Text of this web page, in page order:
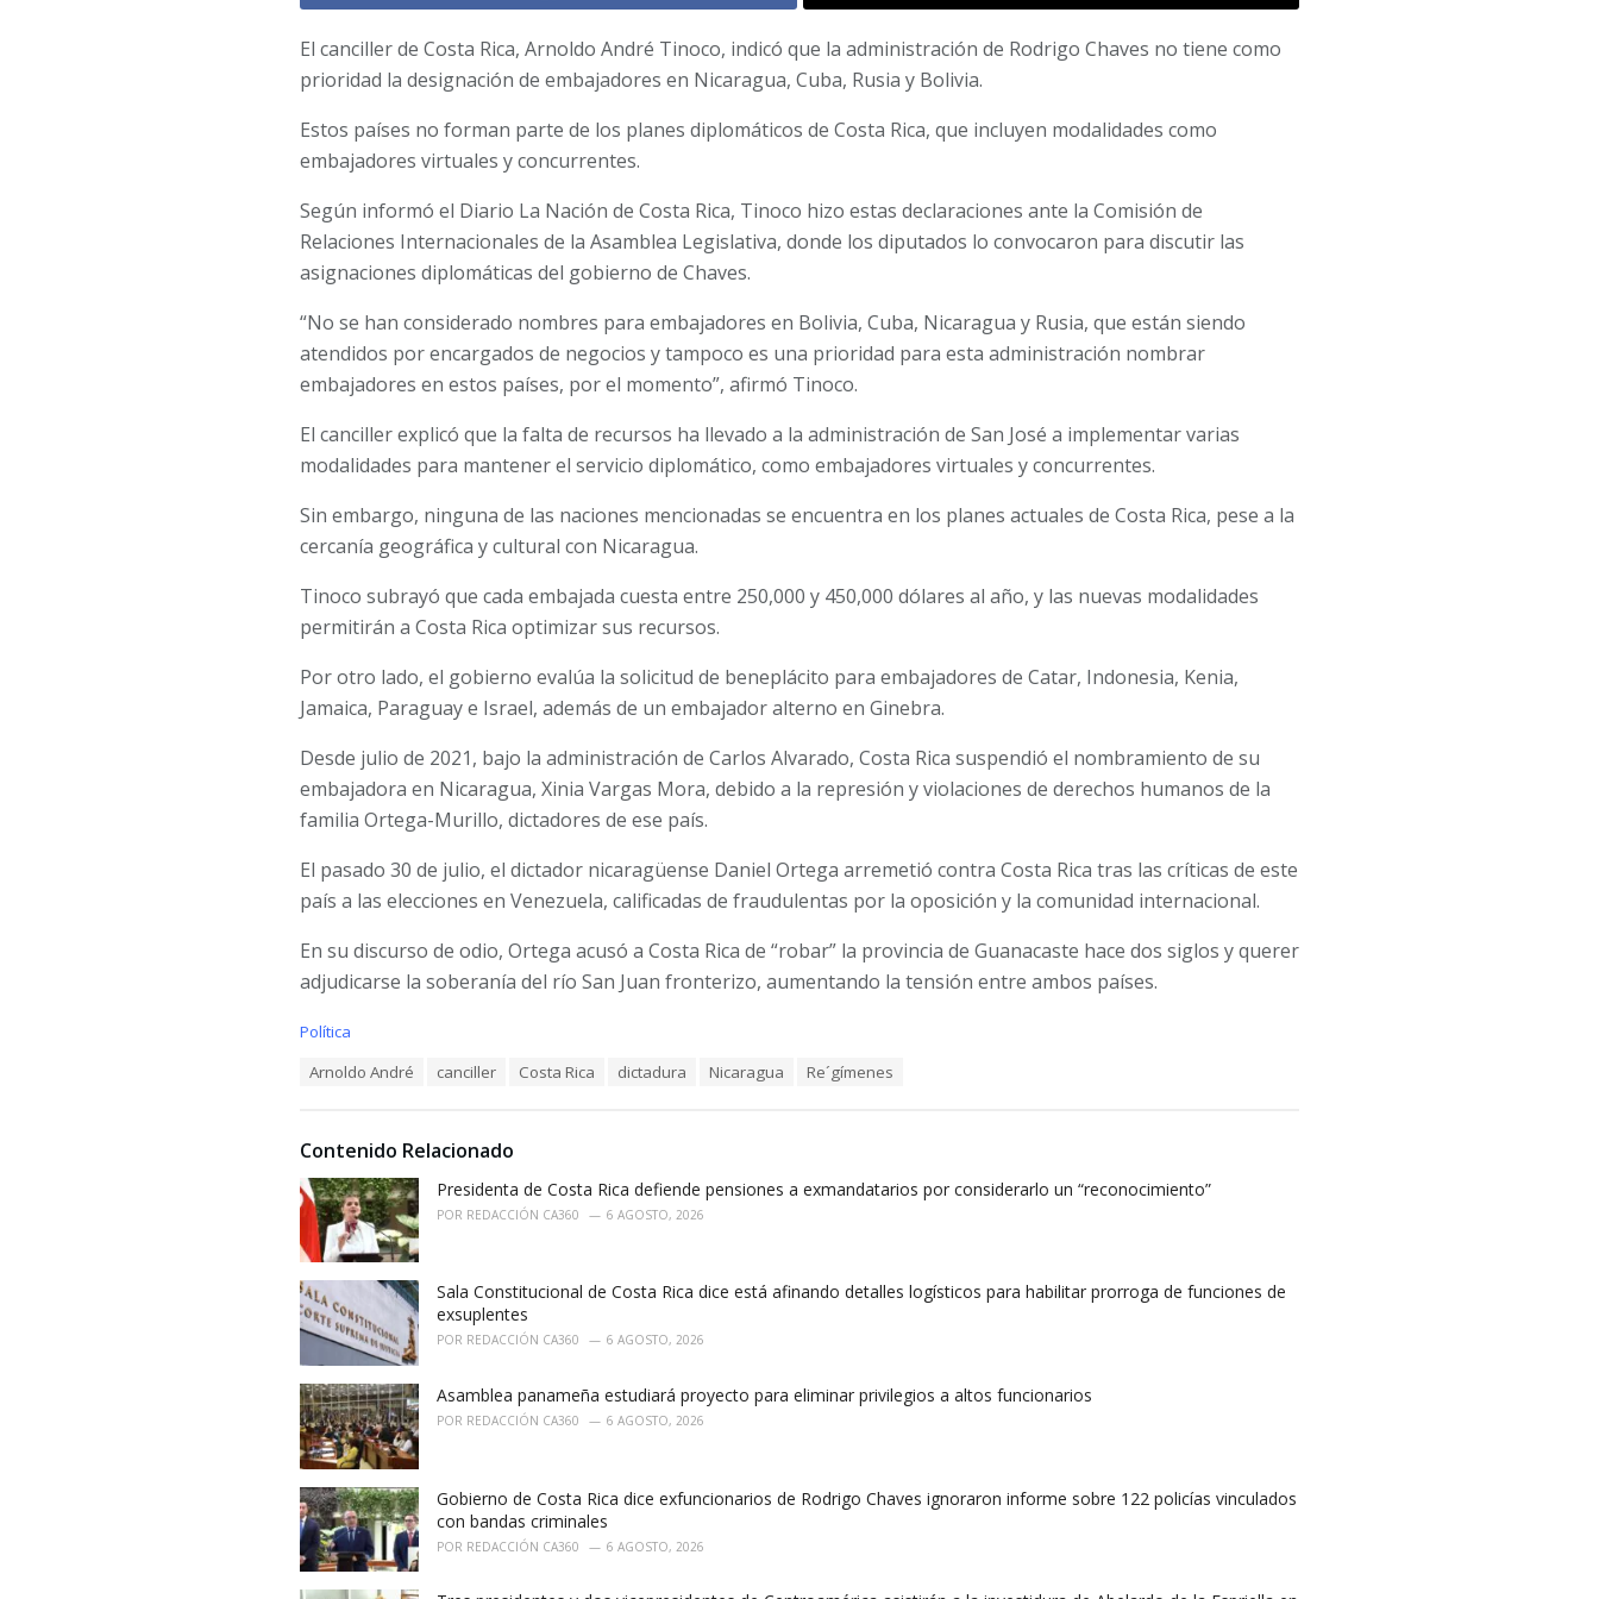
El canciller de Costa Rica, Arnoldo André Tinoco, indicó que la administración de Rodrigo Chaves no tiene como
prioridad la designación de embajadores en Nicaragua, Cuba, Rusia y Bolivia.
Estos países no forman parte de los planes diplomáticos de Costa Rica, que incluyen modalidades como
embajadores virtuales y concurrentes.
Según informó el Diario La Nación de Costa Rica, Tinoco hizo estas declaraciones ante la Comisión de
Relaciones Internacionales de la Asamblea Legislativa, donde los diputados lo convocaron para discutir las
asignaciones diplomáticas del gobierno de Chaves.
“No se han considerado nombres para embajadores en Bolivia, Cuba, Nicaragua y Rusia, que están siendo
atendidos por encargados de negocios y tampoco es una prioridad para esta administración nombrar
embajadores en estos países, por el momento”, afirmó Tinoco.
El canciller explicó que la falta de recursos ha llevado a la administración de San José a implementar varias
modalidades para mantener el servicio diplomático, como embajadores virtuales y concurrentes.
Sin embargo, ninguna de las naciones mencionadas se encuentra en los planes actuales de Costa Rica, pese a la
cercanía geográfica y cultural con Nicaragua.
Tinoco subrayó que cada embajada cuesta entre 250,000 y 450,000 dólares al año, y las nuevas modalidades
permitirán a Costa Rica optimizar sus recursos.
Por otro lado, el gobierno evalúa la solicitud de beneplácito para embajadores de Catar, Indonesia, Kenia,
Jamaica, Paraguay e Israel, además de un embajador alterno en Ginebra.
Desde julio de 2021, bajo la administración de Carlos Alvarado, Costa Rica suspendió el nombramiento de su
embajadora en Nicaragua, Xinia Vargas Mora, debido a la represión y violaciones de derechos humanos de la
familia Ortega-Murillo, dictadores de ese país.
El pasado 30 de julio, el dictador nicaragüense Daniel Ortega arremetió contra Costa Rica tras las críticas de este
país a las elecciones en Venezuela, calificadas de fraudulentas por la oposición y la comunidad internacional.
En su discurso de odio, Ortega acusó a Costa Rica de “robar” la provincia de Guanacaste hace dos siglos y querer
adjudicarse la soberanía del río San Juan fronterizo, aumentando la tensión entre ambos países.
C
r
i
e
:
Política
:
Arnoldo André canciller Costa Rica dictadura Nicaragua Re´gímenes
Contenido Relacionado
Presidenta de Costa Rica defiende pensiones a exmandatarios por considerarlo un “reconocimiento”
POR REDACCIÓN CA360 6 AGOSTO, 2026
Sala Constitucional de Costa Rica dice está afinando detalles logísticos para habilitar prorroga de funciones de
exsuplentes
POR REDACCIÓN CA360 6 AGOSTO, 2026
Asamblea panameña estudiará proyecto para eliminar privilegios a altos funcionarios
POR REDACCIÓN CA360 6 AGOSTO, 2026
Gobierno de Costa Rica dice exfuncionarios de Rodrigo Chaves ignoraron informe sobre 122 policías vinculados
con bandas criminales
POR REDACCIÓN CA360 6 AGOSTO, 2026